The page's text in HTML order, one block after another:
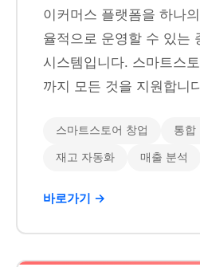
이커머스 플랫폼을 하나
율적으로 운영할 수 있는
시스템입니다. 스마트스
까지 모든 것을 지원합니
스마트스토어 창업 통합
재고 자동화 매출 분석
바로가기 →